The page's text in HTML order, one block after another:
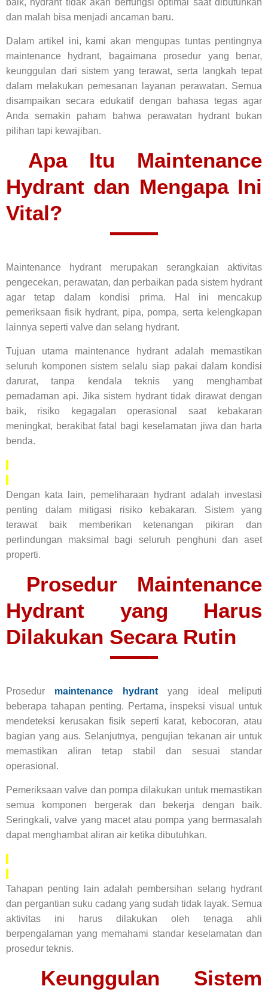
baik, hydrant tidak akan berfungsi optimal saat dibutuhkan
dan malah bisa menjadi ancaman baru.
Dalam artikel ini, kami akan mengupas tuntas pentingnya
maintenance hydrant, bagaimana prosedur yang benar,
keunggulan dari sistem yang terawat, serta langkah tepat
dalam melakukan pemesanan layanan perawatan. Semua
disampaikan secara edukatif dengan bahasa tegas agar
Anda semakin paham bahwa perawatan hydrant bukan
pilihan tapi kewajiban.
Apa Itu Maintenance
Hydrant dan Mengapa Ini
Vital?
Maintenance hydrant merupakan serangkaian aktivitas
pengecekan, perawatan, dan perbaikan pada sistem hydrant
agar tetap dalam kondisi prima. Hal ini mencakup
pemeriksaan fisik hydrant, pipa, pompa, serta kelengkapan
lainnya seperti valve dan selang hydrant.
Tujuan utama maintenance hydrant adalah memastikan
seluruh komponen sistem selalu siap pakai dalam kondisi
darurat, tanpa kendala teknis yang menghambat
pemadaman api. Jika sistem hydrant tidak dirawat dengan
baik, risiko kegagalan operasional saat kebakaran
meningkat, berakibat fatal bagi keselamatan jiwa dan harta
benda.
Dengan kata lain, pemeliharaan hydrant adalah investasi
penting dalam mitigasi risiko kebakaran. Sistem yang
terawat baik memberikan ketenangan pikiran dan
perlindungan maksimal bagi seluruh penghuni dan aset
properti.
Prosedur Maintenance
Hydrant yang Harus
Dilakukan Secara Rutin
Prosedur maintenance hydrant yang ideal meliputi
beberapa tahapan penting. Pertama, inspeksi visual untuk
mendeteksi kerusakan fisik seperti karat, kebocoran, atau
bagian yang aus. Selanjutnya, pengujian tekanan air untuk
memastikan aliran tetap stabil dan sesuai standar
operasional.
Pemeriksaan valve dan pompa dilakukan untuk memastikan
semua komponen bergerak dan bekerja dengan baik.
Seringkali, valve yang macet atau pompa yang bermasalah
dapat menghambat aliran air ketika dibutuhkan.
Tahapan penting lain adalah pembersihan selang hydrant
dan pergantian suku cadang yang sudah tidak layak. Semua
aktivitas ini harus dilakukan oleh tenaga ahli
berpengalaman yang memahami standar keselamatan dan
prosedur teknis.
Keunggulan Sistem